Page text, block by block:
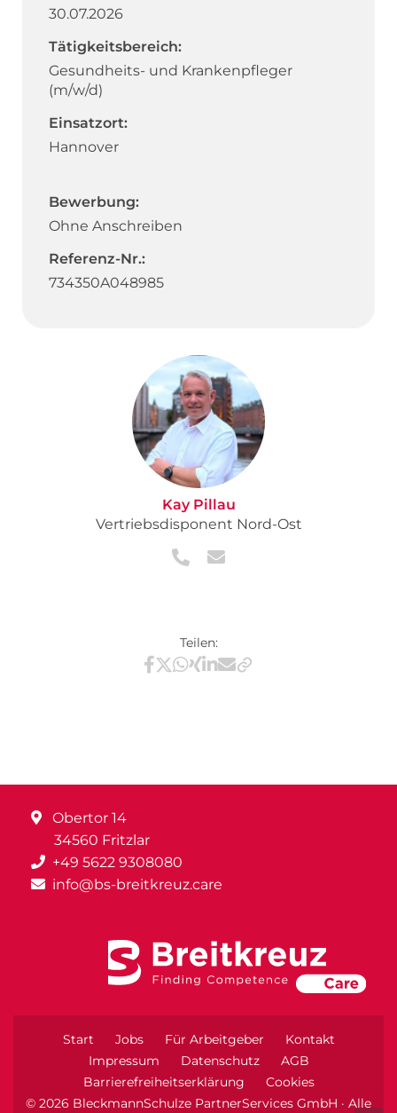
30.07.2026
Tätigkeitsbereich:
Gesundheits- und Krankenpfleger
(m/w/d)
Einsatzort:
Hannover
Bewerbung:
Ohne Anschreiben
Referenz-Nr.:
734350A048985
Kay Pillau
Vertriebsdisponent Nord-Ost
Teilen:
Teilen via Facebook
Teilen via X / Twitter
Teilen via WhatsApp
Teilen via Xing
Teilen via LinkedIn
Teilen via E-Mail
Obertor 14
34560 Fritzlar
+49 5622 9308080
info@bs-breitkreuz.care
Start Jobs Für Arbeitgeber
Kontakt
Impressum
Datenschutz
AGB
Barrierefreiheitserklärung
Cookies
© 2026 BleckmannSchulze PartnerServices GmbH · Alle